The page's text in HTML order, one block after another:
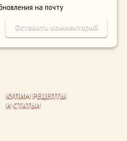
на почту
КУПИМ РЕЦЕПТЫ
И СТАТЬИ